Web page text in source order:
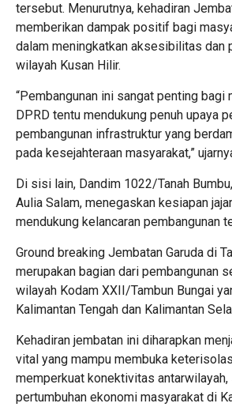
tersebut. Menurutnya, kehadiran
memberikan dampak positif bagi
dalam meningkatkan aksesibilitas dan
wilayah Kusan Hilir.
“Pembangunan ini sangat penting bagi
DPRD tentu mendukung penuh upaya
pembangunan infrastruktur yang
pada kesejahteraan masyarakat,”
Di sisi lain, Dandim 1022/Tanah
Aulia Salam, menegaskan kesiapan
mendukung kelancaran pembangunan
Ground breaking Jembatan Garuda di
merupakan bagian dari pembangunan
wilayah Kodam XXII/Tambun Bungai
Kalimantan Tengah dan Kalimantan
Kehadiran jembatan ini diharapkan
vital yang mampu membuka
memperkuat konektivitas
pertumbuhan ekonomi masyarakat di